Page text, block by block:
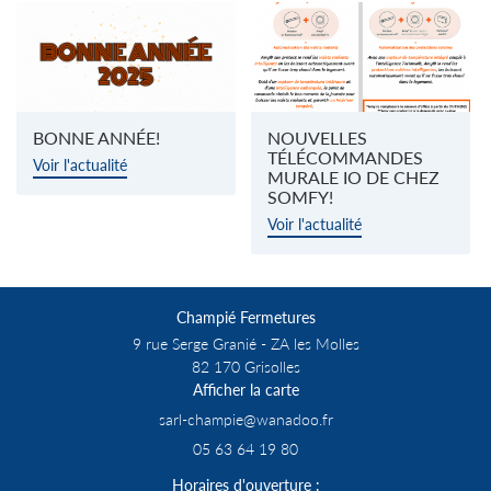
En images
actualités
Contact
Restez
INSCRIPTION
ESPACE PRO
BONNE ANNÉE!
Voir l'actualité
NOUVELLES
TÉLÉCOMMANDES
MURALE IO DE CHEZ
SOMFY!
Voir l'actualité
Champié Fermetures
9 rue Serge Granié - ZA les Molles
82 170 Grisolles
Afficher la carte
05 63 64 19 80
Horaires d'ouverture :